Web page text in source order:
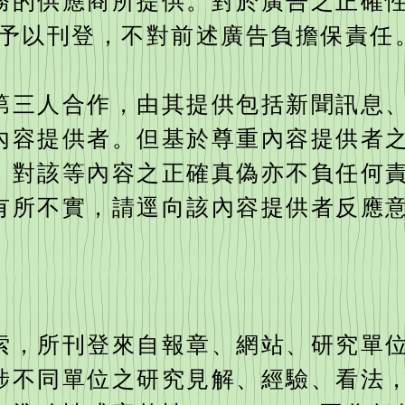
刊登，不對前述廣告負擔保責任
人合作，由其提供包括新聞訊息
提供者。但基於尊重內容提供者
該等內容之正確真偽亦不負任何
不實，請逕向該內容提供者反應
所刊登來自報章、網站、研究單
同單位之研究見解、經驗、看法